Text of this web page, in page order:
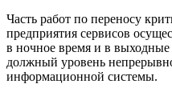
Часть работ по переносу
предприятия сервисов
в ночное время и в выходные
должный уровень
информационной системы.